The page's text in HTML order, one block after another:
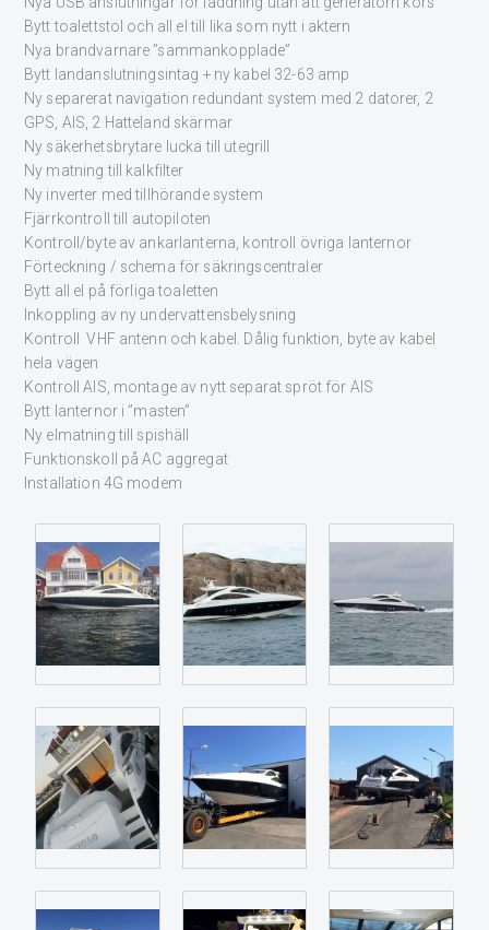
Bytt toalettstol och all el till lika som nytt i aktern
Nya brandvarnare ”sammankopplade”
Bytt landanslutningsintag + ny kabel 32-63 amp
Ny separerat navigation redundant system med 2 datorer, 2
GPS, AIS, 2 Hatteland skärmar
Ny säkerhetsbrytare lucka till utegrill
Ny matning till kalkfilter
Ny inverter med tillhörande system
Fjärrkontroll till autopiloten
Kontroll/byte av ankarlanterna, kontroll övriga lanternor
Förteckning / schema för säkringscentraler
Bytt all el på förliga toaletten
Inkoppling av ny undervattensbelysning
Kontroll VHF antenn och kabel. Dålig funktion, byte av kabel
hela vägen
Kontroll AIS, montage av nytt separat spröt för AIS
Bytt lanternor i ”masten”
Ny elmatning till spishäll
Funktionskoll på AC aggregat
Installation 4G modem